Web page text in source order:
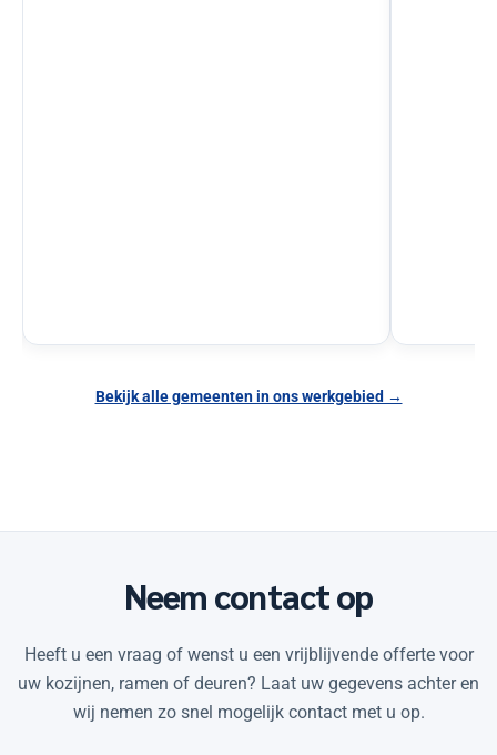
Bekijk alle gemeenten in ons werkgebied →
Neem contact op
Heeft u een vraag of wenst u een vrijblijvende offerte voor
uw kozijnen, ramen of deuren? Laat uw gegevens achter en
wij nemen zo snel mogelijk contact met u op.